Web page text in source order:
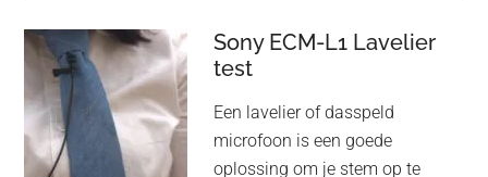
review
Sony ECM-L1 Lavelier
test
Een lavelier of dasspeld
microfoon is een goede
oplossing om je stem op te